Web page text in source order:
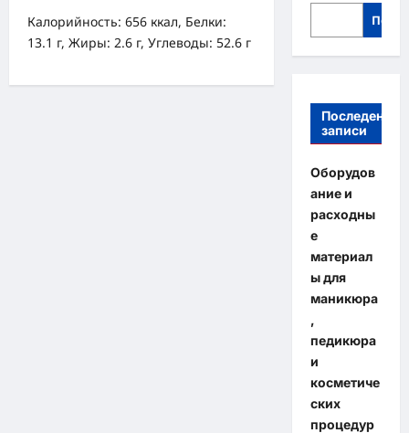
Калорийность: 656 ккал, Белки:
13.1 г, Жиры: 2.6 г, Углеводы: 52.6 г
Поиск
Последение
записи
Оборудов
ание и
расходны
е
материал
ы для
маникюра
,
педикюра
и
косметиче
ских
процедур